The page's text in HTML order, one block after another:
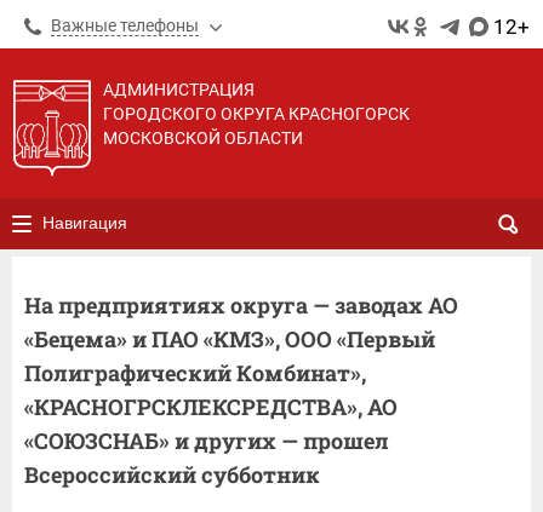
Важные телефоны 12+
АДМИНИСТРАЦИЯ
ГОРОДСКОГО ОКРУГА КРАСНОГОРСК
МОСКОВСКОЙ ОБЛАСТИ
Навигация
На предприятиях округа — заводах АО
«Бецема» и ПАО «КМЗ», ООО «Первый
Полиграфический Комбинат»,
«КРАСНОГРСКЛЕКСРЕДСТВА», АО
«СОЮЗСНАБ» и других — прошел
Всероссийский субботник